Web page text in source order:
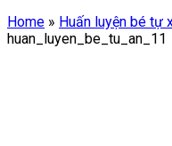
Home » Huấn luyện bé tự
huan_luyen_be_tu_an_11